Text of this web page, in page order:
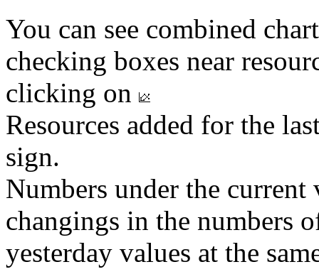
You can see combined
checking boxes near
clicking on
Resources added for the
sign.
Numbers under the
changings in the numbers
yesterday values at the